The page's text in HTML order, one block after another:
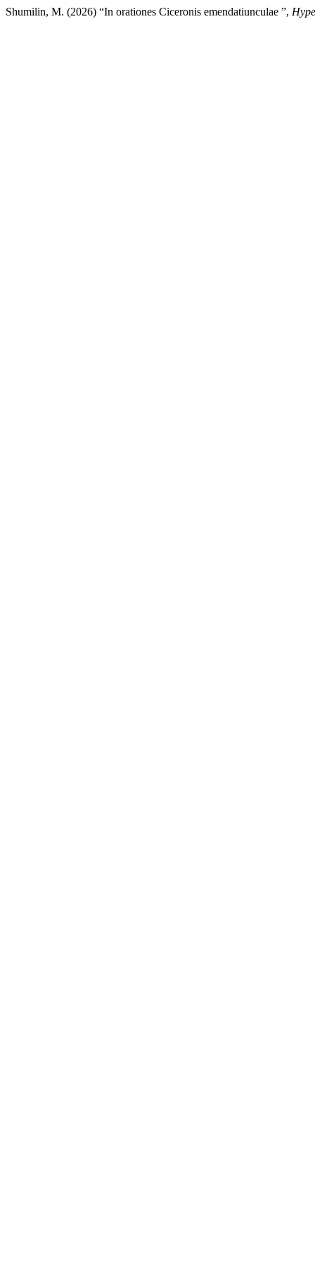
Shumilin, M. (2026) “In orationes Ciceronis emendatiunculae ”,